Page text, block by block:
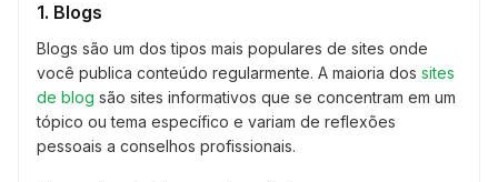
1. Blogs
Blogs são um dos tipos mais populares de sites onde
você publica conteúdo regularmente. A maioria dos sites
de blog são sites informativos que se concentram em um
tópico ou tema específico e variam de reflexões
pessoais a conselhos profissionais.